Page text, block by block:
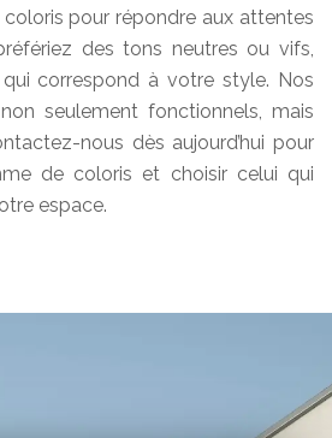
pour répondre aux attentes
des tons neutres ou vifs,
correspond à votre style. Nos
seulement fonctionnels, mais
nous dès aujourd’hui pour
de coloris et choisir celui qui
espace.